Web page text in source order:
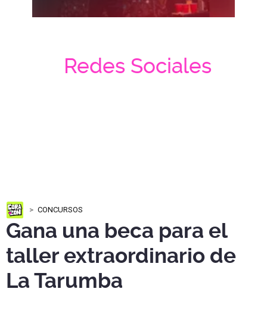
Redes Sociales
CONCURSOS
Gana una beca para el
taller extraordinario de
La Tarumba